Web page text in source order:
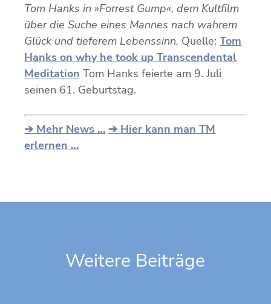
Tom Hanks in »Forrest Gump«, dem Kultfilm
über die Suche eines Mannes nach wahrem
Glück und tieferem Lebenssinn. Quelle:Tom
Hanks on why he took up Transcendental
Meditation Tom Hanks feierte am 9. Juli
seinen 61. Geburtstag.
➔ Mehr News … ➔ Hier kann man TM
erlernen …
Weitere Beiträge